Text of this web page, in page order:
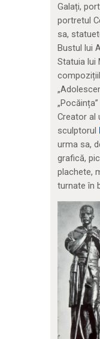
Galați,
portretul
sa,
Bustul lui
Statuia lui
„Pocăința”
Creator al
sculptorul
urma sa,
grafică,
plachete,
turnate în